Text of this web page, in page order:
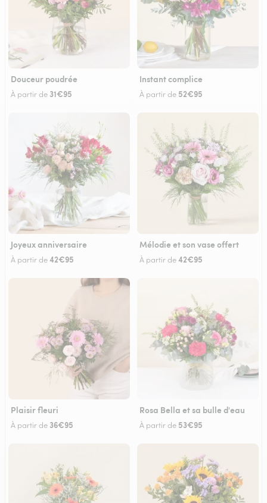
Douceur poudrée
À partir de 31€95
Instant complice
À partir de 52€95
Joyeux anniversaire
À partir de42€95
Mélodie et son vase offert
À partir de42€95
Plaisir fleuri
À partir de 36€95
Rosa Bella et sa bulle d'eau
À partir de 53€95